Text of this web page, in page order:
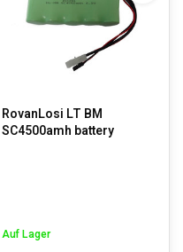
RovanLosi LT BM
SC4500amh battery
Auf Lager